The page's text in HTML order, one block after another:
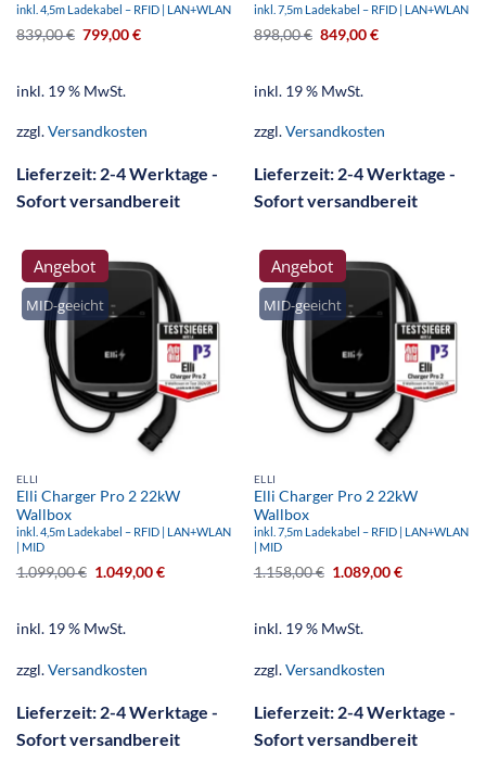
inkl. 4,5m Ladekabel – RFID | LAN+WLAN
839,00€ 799,00€
inkl. 19 % MwSt.
zzgl.Versandkosten
Lieferzeit: 2-4 Werktage -
Sofort versandbereit
inkl. 7,5m Ladekabel – RFID | LAN+WLAN
898,00€ 849,00€
inkl. 19 % MwSt.
zzgl.Versandkosten
Lieferzeit: 2-4 Werktage -
Sofort versandbereit
Angebot
MID-geeicht
ELLI
Elli Charger Pro 2 22kW
Wallbox
inkl. 4,5m Ladekabel – RFID | LAN+WLAN
| MID
1.099,00€ 1.049,00€
inkl. 19 % MwSt.
zzgl.Versandkosten
Lieferzeit: 2-4 Werktage -
Sofort versandbereit
Angebot
MID-geeicht
ELLI
Elli Charger Pro 2 22kW
Wallbox
inkl. 7,5m Ladekabel – RFID | LAN+WLAN
| MID
1.158,00€ 1.089,00€
inkl. 19 % MwSt.
zzgl.Versandkosten
Lieferzeit: 2-4 Werktage -
Sofort versandbereit